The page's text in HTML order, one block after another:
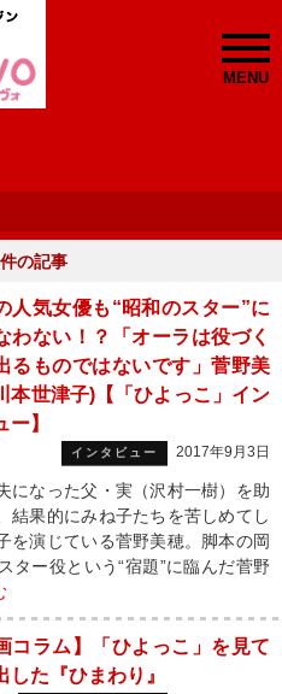
MENU
件の記事
人気女優も“昭和のスター”に
わない！？「オーラは役づく
るものではないです」菅野美
本世津子)【「ひよっこ」イン
ー】
インタビュー 2017年9月3日
なった父・実（沢村一樹）を助
結果的にみね子たちを苦しめてし
を演じている菅野美穂。脚本の岡
ター役という“宿題”に臨んだ菅野
コラム】「ひよっこ」を見て
した『ひまわり』